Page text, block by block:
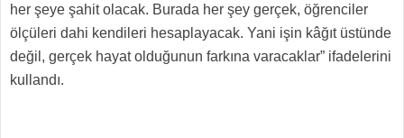
her şeye şahit olacak. Burada her şey gerçek, öğrenciler
ölçüleri dahi kendileri hesaplayacak. Yani işin kâğıt üstünde
değil, gerçek hayat olduğunun farkına varacaklar” ifadelerini
kullandı.